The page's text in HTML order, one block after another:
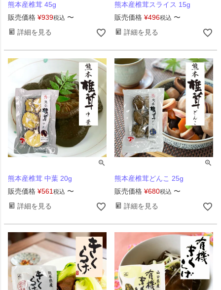
熊本産椎茸 45g
販売価格 ¥939税込 〜
詳細を見る
熊本産椎茸スライス 15g
販売価格 ¥496税込 〜
詳細を見る
熊本産椎茸 中葉 20g
販売価格 ¥561税込 〜
詳細を見る
熊本産椎茸どんこ 25g
販売価格 ¥680税込 〜
詳細を見る